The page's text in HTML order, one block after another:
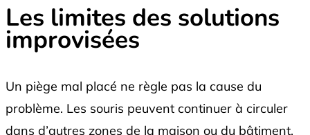
Les limites des solutions
improvisées
Un piège mal placé ne règle pas la cause du
problème. Les souris peuvent continuer à circuler
dans d’autres zones de la maison ou du bâtiment.